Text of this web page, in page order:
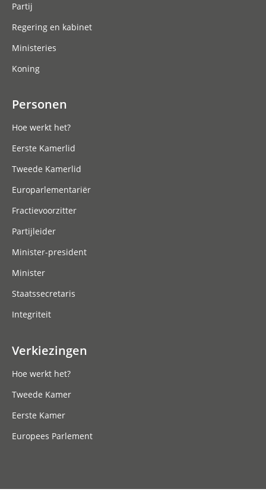
Partij
Regering en kabinet
Ministeries
Koning
Personen
Hoe werkt het?
Eerste Kamerlid
Tweede Kamerlid
Europarlementariër
Fractievoorzitter
Partijleider
Minister-president
Minister
Staatssecretaris
Integriteit
Verkiezingen
Hoe werkt het?
Tweede Kamer
Eerste Kamer
Europees Parlement